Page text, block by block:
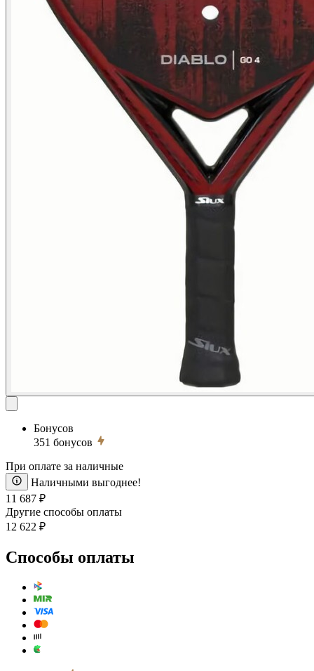
Бонусов
351 бонусов
При оплате за наличные
Наличными выгоднее!
11 687 ₽
Другие способы оплаты
12 622 ₽
Способы оплаты